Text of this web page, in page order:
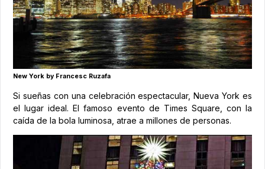
New York by Francesc Ruzafa
Si sueñas con una celebración espectacular, Nueva York es
el lugar ideal. El famoso evento de Times Square, con la
caída de la bola luminosa, atrae a millones de personas.